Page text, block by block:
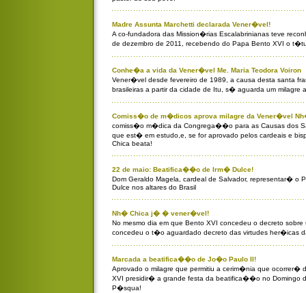
Madre Assunta Marchetti declarada Vener�vel!
A co-fundadora das Mission�rias Escalabrinianas teve
de dezembro de 2011, recebendo do Papa Bento XVI o
Conhe�a a vida da Vener�vel Me. Maria Teodora Voiron
Vener�vel desde fevereiro de 1989, a causa desta santa
brasileiras a partir da cidade de Itu, s� aguarda um milagre
Comiss�o de m�dicos aprova milagre da Vener�vel
comiss�o m�dica da Congrega��o para as Causas dos
que est� em estudo,e, se for aprovado pelos cardeais e
Chica beata!
22 de maio: Beatifica��o de Irm� Dulce!
Dom Geraldo Magela, cardeal de Salvador, representar�
Dulce nos altares do Brasil
Nh� Chica j� � vener�vel!
No mesmo dia em que Bento XVI concedeu o decreto
concedeu o t�o aguardado decreto das virtudes her�icas
Marcada a beatifica��o de Jo�o Paulo II!
Aprovado o milagre que permitiu a cerim�nia que ocorrer�
XVI presidir� a grande festa da beatifica��o no Domingo
P�squa!